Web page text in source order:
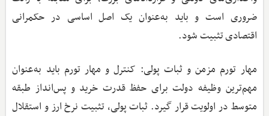
ضروری است و باید به‌عنوان یک اصل اساسی در حکمرانی
اقتصادی تثبیت شود.
مهار تورم مزمن و ثبات پولی: کنترل و مهار تورم باید به‌عنوان
مهم‌ترین وظیفه دولت برای حفظ قدرت خرید و پس‌انداز طبقه
متوسط در اولویت قرار گیرد. ثبات پولی، تثبیت نرخ ارز و استقلال